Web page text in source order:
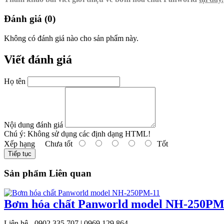
Đánh giá (0)
Không có đánh giá nào cho sản phẩm này.
Viết đánh giá
Họ tên
Nội dung đánh giá
Chú ý: Không sử dụng các định dạng HTML!
Xếp hạng Chưa tốt Tốt
Tiếp tục
Sản phẩm Liên quan
Bơm hóa chất Panworld model NH-